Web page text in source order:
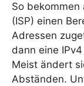
So
(ISP) einen
Adressen
dann eine
Meist ändert
Abständen.